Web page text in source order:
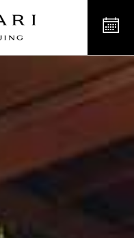
Suites в